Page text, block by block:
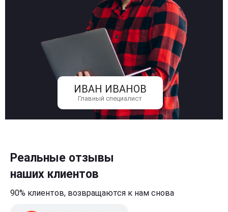
ИВАН ИВАНОВ
Главный специалист
Реальные отзывы
наших клиентов
90% клиентов, возвращаются к нам снова